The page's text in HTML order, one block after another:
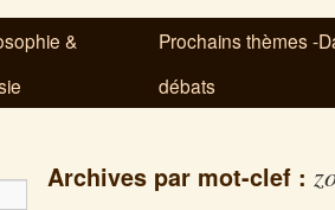
&
Prochains thèmes -
débats
Archives par mot-clef :